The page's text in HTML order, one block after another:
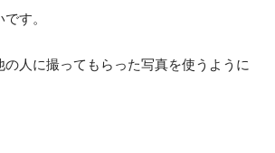
す。
の人に撮ってもらった写真を使うように